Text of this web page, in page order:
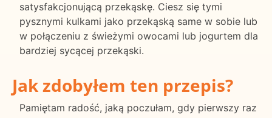
satysfakcjonującą przekąskę. Ciesz się tymi
pysznymi kulkami jako przekąską same w sobie lub
w połączeniu z świeżymi owocami lub jogurtem dla
bardziej sycącej przekąski.
Jak zdobyłem ten przepis?
Pamiętam radość, jaką poczułam, gdy pierwszy raz